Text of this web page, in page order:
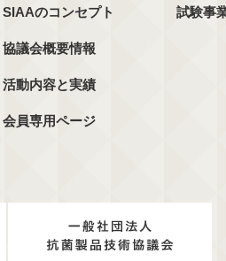
SIAAのコンセプト
協議会概要情報
活動内容と実績
会員専用ページ
試験事